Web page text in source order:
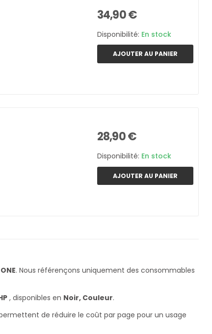
34,90 €
Disponibilité: En stock
AJOUTER AU PANIER
28,90 €
Disponibilité: En stock
AJOUTER AU PANIER
. Nous référençons uniquement des consommables
, disponibles en Noir, Couleur.
de réduire le coût par page pour un usage